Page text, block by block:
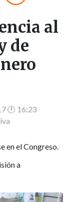
al
de
🕐 16:23
en el Congreso.
a